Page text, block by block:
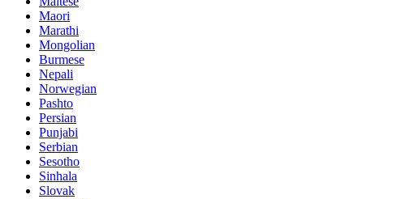
Maori
Marathi
Mongolian
Burmese
Nepali
Norwegian
Pashto
Persian
Punjabi
Serbian
Sesotho
Sinhala
Slovak